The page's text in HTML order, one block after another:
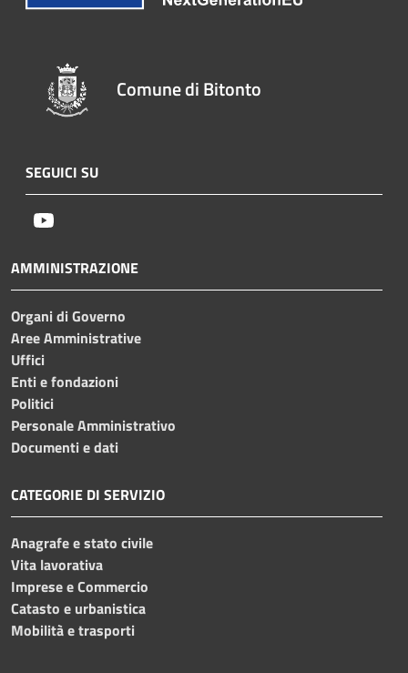
Comune di Bitonto
SEGUICI SU
AMMINISTRAZIONE
Organi di Governo
Aree Amministrative
Uffici
Enti e fondazioni
Politici
Personale Amministrativo
Documenti e dati
CATEGORIE DI SERVIZIO
Anagrafe e stato civile
Vita lavorativa
Imprese e Commercio
Catasto e urbanistica
Mobilità e trasporti